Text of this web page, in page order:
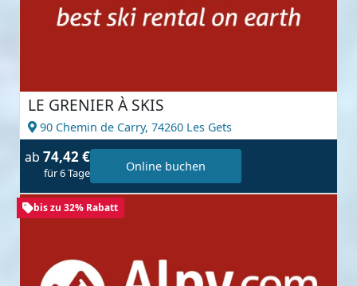
LE GRENIER À SKIS
90 Chemin de Carry, 74260 Les Gets
ab 74,42 €
für 6 Tage Online buchen
bis zu 32% Rabatt